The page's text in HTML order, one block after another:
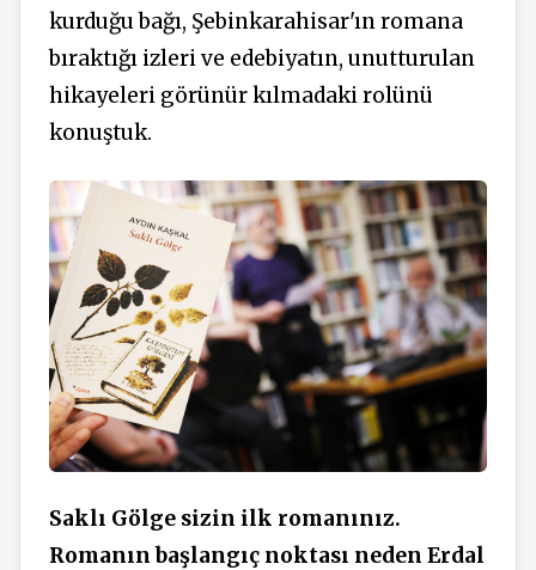
kurduğu bağı, Şebinkarahisar'ın romana
bıraktığı izleri ve edebiyatın, unutturulan
hikayeleri görünür kılmadaki rolünü
konuştuk.
Saklı Gölge sizin ilk romanınız.
Romanın başlangıç noktası neden Erdal